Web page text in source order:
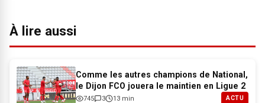
À lire aussi
Comme les autres champions de National,
le Dijon FCO jouera le maintien en Ligue 2
745 3 13 min ACTU